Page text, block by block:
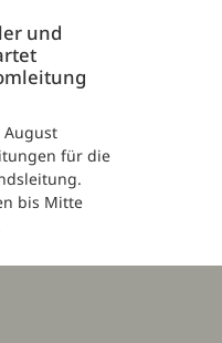
und
August
für die
bis Mitte